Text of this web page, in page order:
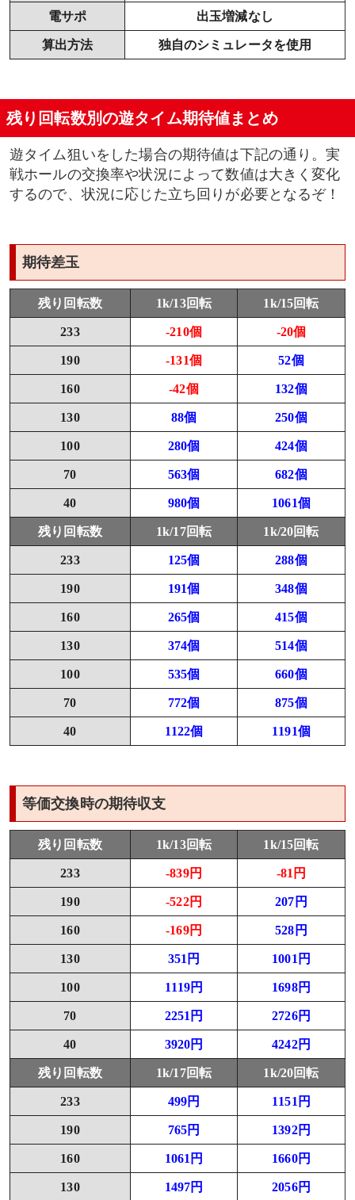
電サポ 出玉増減なし
算出方法 独自のシミュレータを使用
残り回転数別の遊タイム期待値まとめ
遊タイム狙いをした場合の期待値は下記の通り。実
戦ホールの交換率や状況によって数値は大きく変化
するので、状況に応じた立ち回りが必要となるぞ！
期待差玉
残り回転数 1k/13回転 1k/15回転
233 -210個 -20個
190 -131個 52個
160 -42個 132個
130 88個 250個
100 280個 424個
70 563個 682個
40 980個 1061個
残り回転数 1k/17回転 1k/20回転
233 125個 288個
190 191個 348個
160 265個 415個
130 374個 514個
100 535個 660個
70 772個 875個
40 1122個 1191個
等価交換時の期待収支
残り回転数 1k/13回転 1k/15回転
233 -839円 -81円
190 -522円 207円
160 -169円 528円
130 351円 1001円
100 1119円 1698円
70 2251円 2726円
40 3920円 4242円
残り回転数 1k/17回転 1k/20回転
233 499円 1151円
190 765円 1392円
160 1061円 1660円
130 1497円 2056円